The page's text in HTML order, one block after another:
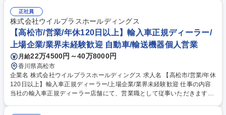
間のトラブル対応などにもあたっていただく事になります。 いすゞでは商
用車であるトラックの不稼働を出さないことを大切にしており、故障診断
等を元に部品交換するのか修理するのかコストと時間を考えて対応してい
くため、一般車の整備と異なりエンジニアとしてのスキルを身に付けるこ
とが出来ます。 募集職種 【福山市】自動車整備士（サービス）年間休日1
20日/未経験歓迎
正社員
株式会社ウイルプラスホールディングス
【高松市/営業/年休120日以上】輸入車正規ディーラー/
上場企業/業界未経験歓迎 自動車/輸送機器個人営業
月給22万4500円～40万8000円
香川県高松市
企業名 株式会社ウイルプラスホールディングス 求人名 【高松市/営業/年休
120日以上】輸入車正規ディーラー/上場企業/業界未経験歓迎 仕事の内容
当社の輸入車正規ディーラー店舗にて、営業職として従事いただきます。